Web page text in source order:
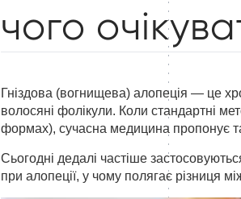
чого
Гніздова (вогнищева) алопеція — це
волосяні фолікули. Коли стандартні
формах), сучасна медицина пропонує
Сьогодні дедалі частіше
при алопеції, у чому полягає різниця